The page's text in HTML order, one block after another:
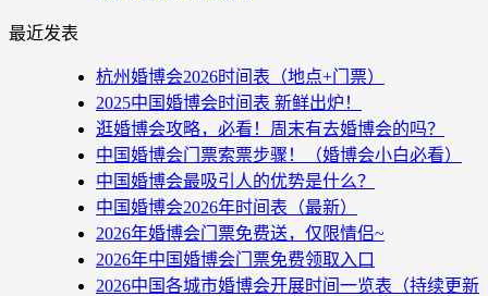
最近发表
杭州婚博会2026时间表（地点+门票）
2025中国婚博会时间表 新鲜出炉！
逛婚博会攻略，必看！周末有去婚博会的吗？
中国婚博会门票索票步骤！（婚博会小白必看）
中国婚博会最吸引人的优势是什么？
中国婚博会2026年时间表（最新）
2026年婚博会门票免费送，仅限情侣~
2026年中国婚博会门票免费领取入口
2026中国各城市婚博会开展时间一览表（持续更新